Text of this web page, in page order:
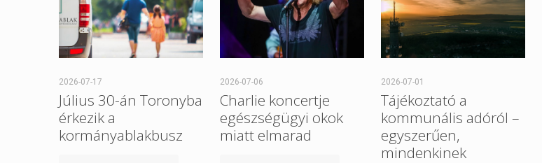
2026-07-17
Július 30-án Toronyba
érkezik a
kormányablakbusz
2026-07-06
Charlie koncertje
egészségügyi okok
miatt elmarad
2026-07-01
Tájékoztató a
kommunális adóról –
egyszerűen,
mindenkinek